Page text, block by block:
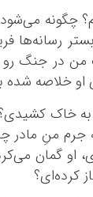
چگونه
رسانه‌ها
۲۰ ساله بود؟ آیا
خلاصه شده
کشیدی؟
منِ مادر چه
او گمان
کرده‌ای؟